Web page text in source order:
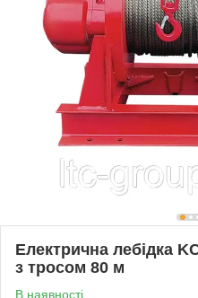
Електрична лебідка
з тросом 80 м
В наявності